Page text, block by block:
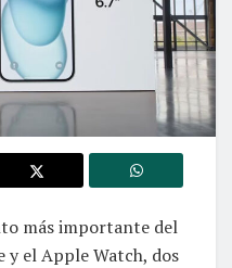
más importante del
y el Apple Watch, dos